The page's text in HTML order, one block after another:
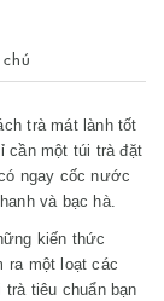
trà mát lành tốt
cần một túi trà đặt
ngay cốc nước
và bạc hà.
kiến thức
ra một loạt các
tiêu chuẩn bạn